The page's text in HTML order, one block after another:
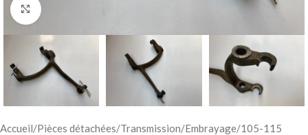
Cliquez pour agrandir
Accueil/Pièces détachées/Transmission/Embrayage/105-115